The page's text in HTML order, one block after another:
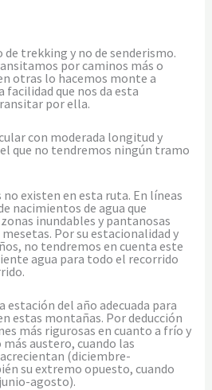
trekking y no de senderismo.
por caminos más o
otras lo hacemos monte a
facilidad que nos da esta
por ella.
con moderada longitud y
que no tendremos ningún tramo
existen en esta ruta. En líneas
nacimientos de agua que
inundables y pantanosas
Por su estacionalidad y
no tendremos en cuenta este
agua para todo el recorrido
estación del año adecuada para
estas montañas. Por deducción
más rigurosas en cuanto a frío y
austero, cuando las
(diciembre-
su extremo opuesto, cuando
agosto).